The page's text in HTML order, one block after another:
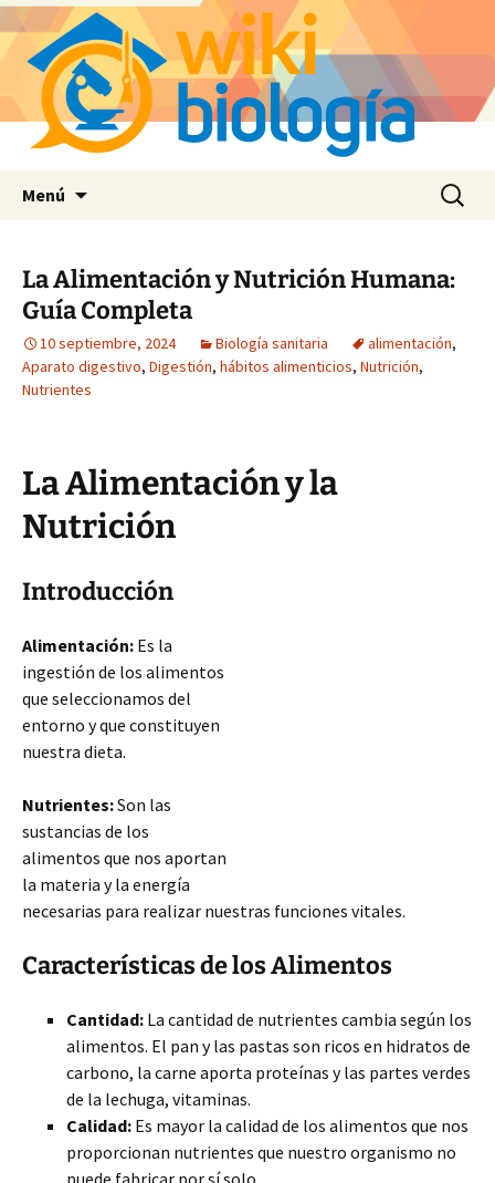
Menú Buscar:
La Alimentación y Nutrición Humana:
Guía Completa
10 septiembre, 2024 Biología sanitaria alimentación,
Aparato digestivo, Digestión, hábitos alimenticios, Nutrición,
Nutrientes
La Alimentación y la
Nutrición
Introducción
Alimentación: Es la
ingestión de los alimentos
que seleccionamos del
entorno y que constituyen
nuestra dieta.
Nutrientes:Son las
sustancias de los
alimentos que nos aportan
la materia y la energía
necesarias para realizar nuestras funciones vitales.
Características de los Alimentos
Cantidad: La cantidad de nutrientes cambia según los
alimentos. El pan y las pastas son ricos en hidratos de
carbono, la carne aporta proteínas y las partes verdes
de la lechuga, vitaminas.
Calidad: Es mayor la calidad de los alimentos que nos
proporcionan nutrientes que nuestro organismo no
puede fabricar por sí solo.